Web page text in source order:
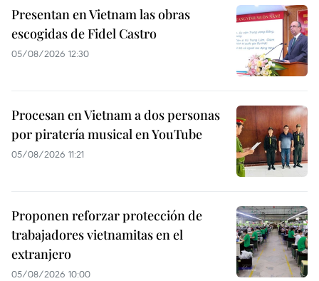
Presentan en Vietnam las obras
escogidas de Fidel Castro
05/08/2026 12:30
Procesan en Vietnam a dos personas
por piratería musical en YouTube
05/08/2026 11:21
Proponen reforzar protección de
trabajadores vietnamitas en el
extranjero
05/08/2026 10:00